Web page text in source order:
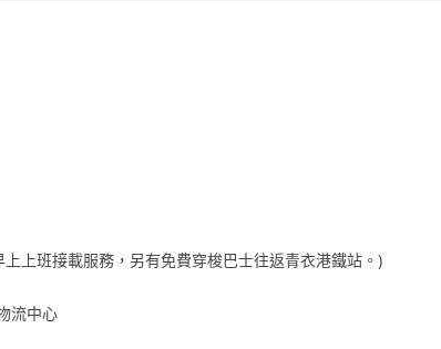
上班接載服務，另有免費穿梭巴士往返青衣港鐵站。)
流中心